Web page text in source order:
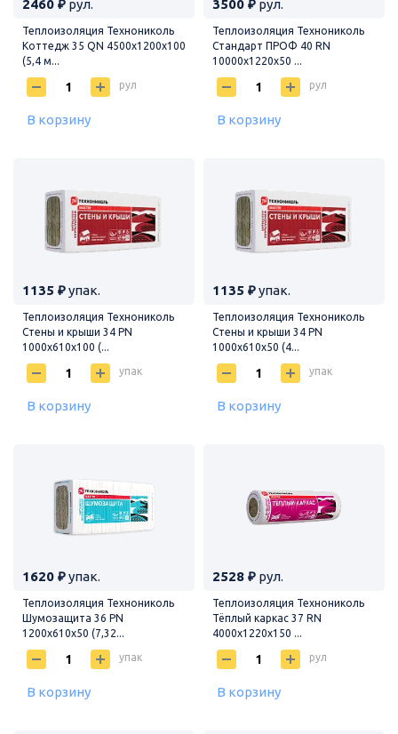
2460 ₽ рул.
Теплоизоляция Технониколь
Коттедж 35 QN 4500х1200х100
(5,4 м...
рул
В корзину
3500 ₽ рул.
Теплоизоляция Технониколь
Стандарт ПРОФ 40 RN
10000х1220х50 ...
рул
В корзину
1135 ₽упак.
Теплоизоляция Технониколь
Стены и крыши 34 PN
1000х610х100 (...
упак
В корзину
1135 ₽упак.
Теплоизоляция Технониколь
Стены и крыши 34 PN
1000х610х50 (4...
упак
В корзину
1620 ₽упак.
Теплоизоляция Технониколь
Шумозащита 36 PN
1200х610х50 (7,32...
упак
В корзину
2528 ₽ рул.
Теплоизоляция Технониколь
Тёплый каркас 37 RN
4000х1220х150 ...
рул
В корзину